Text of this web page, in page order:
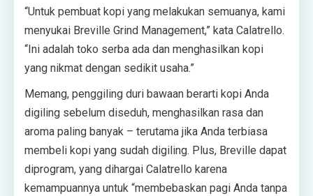
“Untuk pembuat kopi yang melakukan semuanya, kami
menyukai Breville Grind Management,” kata Calatrello.
“Ini adalah toko serba ada dan menghasilkan kopi
yang nikmat dengan sedikit usaha.”
Memang, penggiling duri bawaan berarti kopi Anda
digiling sebelum diseduh, menghasilkan rasa dan
aroma paling banyak – terutama jika Anda terbiasa
membeli kopi yang sudah digiling. Plus, Breville dapat
diprogram, yang dihargai Calatrello karena
kemampuannya untuk “membebaskan pagi Anda tanpa